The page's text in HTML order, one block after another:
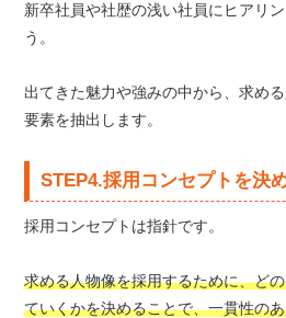
新卒社員や社歴の浅い社員にヒアリ
う。
出てきた魅力や強みの中から、求め
要素を抽出します。
STEP4.採用コンセプトを決
採用コンセプトは指針です。
求める人物像を採用するために、ど
ていくかを決めることで、一貫性の